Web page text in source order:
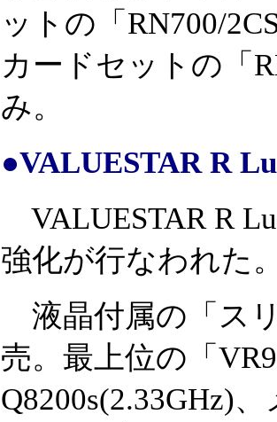
ットの「RN700/
カードセットの「
み。
●VALUESTAR R
VALUESTAR R
強化が行なわれた
液晶付属の「ス
売。最上位の「
Q8200s(2.33GHz)